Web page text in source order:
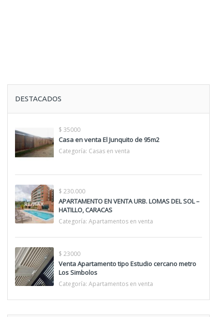
DESTACADOS
$ 35000
Casa en venta El Junquito de 95m2
Categoría: Casas en venta
$ 230.000
APARTAMENTO EN VENTA URB. LOMAS DEL SOL –
HATILLO, CARACAS
Categoría: Apartamentos en venta
$ 23000
Venta Apartamento tipo Estudio cercano metro
Los Simbolos
Categoría: Apartamentos en venta